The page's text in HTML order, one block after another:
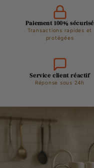
Paiement 100% sécurisé
Transactions rapides et
protégées
Service client réactif
Réponse sous 24h